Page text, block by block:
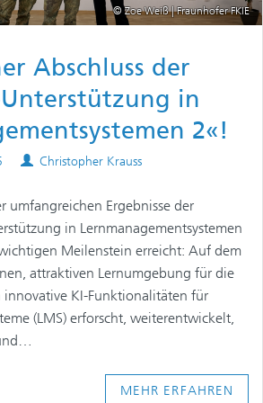
© Zoe Weiß | Fraunhofer FKIE
Abschluss der
in
2«!
Authors
Christopher Krauss
umfangreichen Ergebnisse der
in Lernmanagementsystemen
Meilenstein erreicht: Auf dem
attraktiven Lernumgebung für die
innovative KI-Funktionalitäten für
(LMS) erforscht, weiterentwickelt,
MEHR ERFAHREN